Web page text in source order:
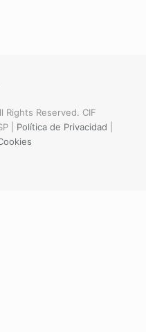
Rights Reserved. CIF
| Política de Privacidad